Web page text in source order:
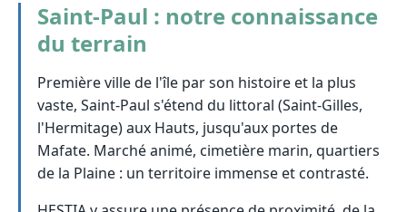
Saint-Paul : notre connaissance
du terrain
Première ville de l'île par son histoire et la plus
vaste, Saint-Paul s'étend du littoral (Saint-Gilles,
l'Hermitage) aux Hauts, jusqu'aux portes de
Mafate. Marché animé, cimetière marin, quartiers
de la Plaine : un territoire immense et contrasté.